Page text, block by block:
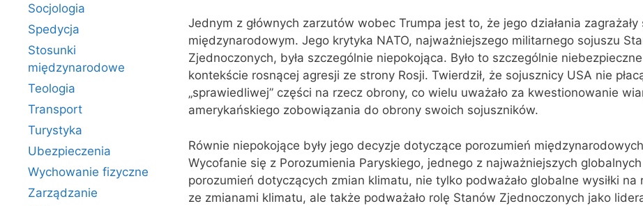
Jednym z głównych zarzutów wobec Trumpa jest to, że jego działania zagrażały
międzynarodowym. Jego krytyka NATO, najważniejszego militarnego sojuszu
Zjednoczonych, była szczególnie niepokojąca. Było to szczególnie
kontekście rosnącej agresji ze strony Rosji. Twierdził, że sojusznicy USA nie
„sprawiedliwej” części na rzecz obrony, co wielu uważało za kwestionowanie
amerykańskiego zobowiązania do obrony swoich sojuszników.
Równie niepokojące były jego decyzje dotyczące porozumień
Wycofanie się z Porozumienia Paryskiego, jednego z najważniejszych globalnych
porozumień dotyczących zmian klimatu, nie tylko podważało globalne wysiłki na
ze zmianami klimatu, ale także podważało rolę Stanów Zjednoczonych jako
Socjologia
Spedycja
Stosunki
międzynarodowe
Teologia
Transport
Turystyka
Ubezpieczenia
Wychowanie fizyczne
Zarządzanie